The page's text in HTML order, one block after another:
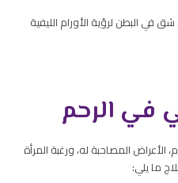
في البطن لرؤية الأورام الليفية
في الرحم
الأعراض المصاحبة له، ورغبة المرأة
ما يلي: